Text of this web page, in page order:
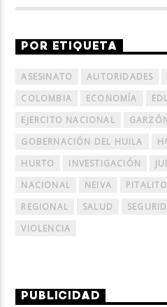
POR ETIQUETA
ASESINATO AUTORIDADES
COLOMBIA
ECONOMÍA
EJERCITO NACIONAL
GOBERNACIÓN DEL HUILA
HURTO
INVESTIGACIÓN
NACIONAL
NEIVA PITALITO
REGIONAL
SALUD
VIOLENCIA
PUBLICIDAD